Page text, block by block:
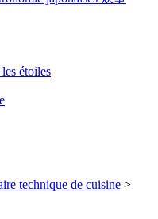
étoiles
technique de cuisine >